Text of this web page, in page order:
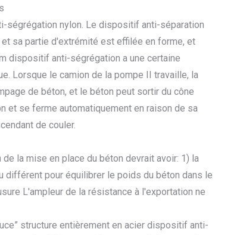
ségrégation nylon. Le dispositif anti-séparation
sa partie d'extrémité est effilée en forme, et
dispositif anti-ségrégation a une certaine
Lorsque le camion de la pompe II travaille, la
de béton, et le béton peut sortir du cône
et se ferme automatiquement en raison de sa
de couler.
la mise en place du béton devrait avoir: 1) la
différent pour équilibrer le poids du béton dans le
L'ampleur de la résistance à l'exportation ne
structure entièrement en acier dispositif anti-